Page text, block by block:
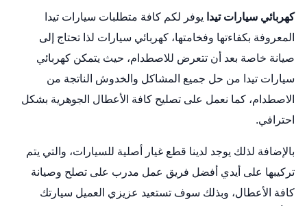
كهربائي سيارات تيدا يوفر لكم كافة متطلبات سيارات تيدا
المعروفة بكفاءتها وفخامتها، كهربائي سيارات لذا تحتاج إلى
صيانة خاصة بعد أن تتعرض للاصطدام، حيث يتمكن كهربائي
سيارات تيدا من حل جميع المشاكل والخدوش الناتجة من
الاصطدام، كما نعمل على تصليح كافة الأعطال الجوهرية بشكل
احترافي.
بالإضافة لذلك يوجد لدينا قطع غيار أصلية للسيارات، والتي يتم
تركيبها على أيدي أفضل فريق عمل مدرب على تصلح وصيانة
كافة الأعطال، وبذلك سوف تستعيد عزيزي العميل سيارتك